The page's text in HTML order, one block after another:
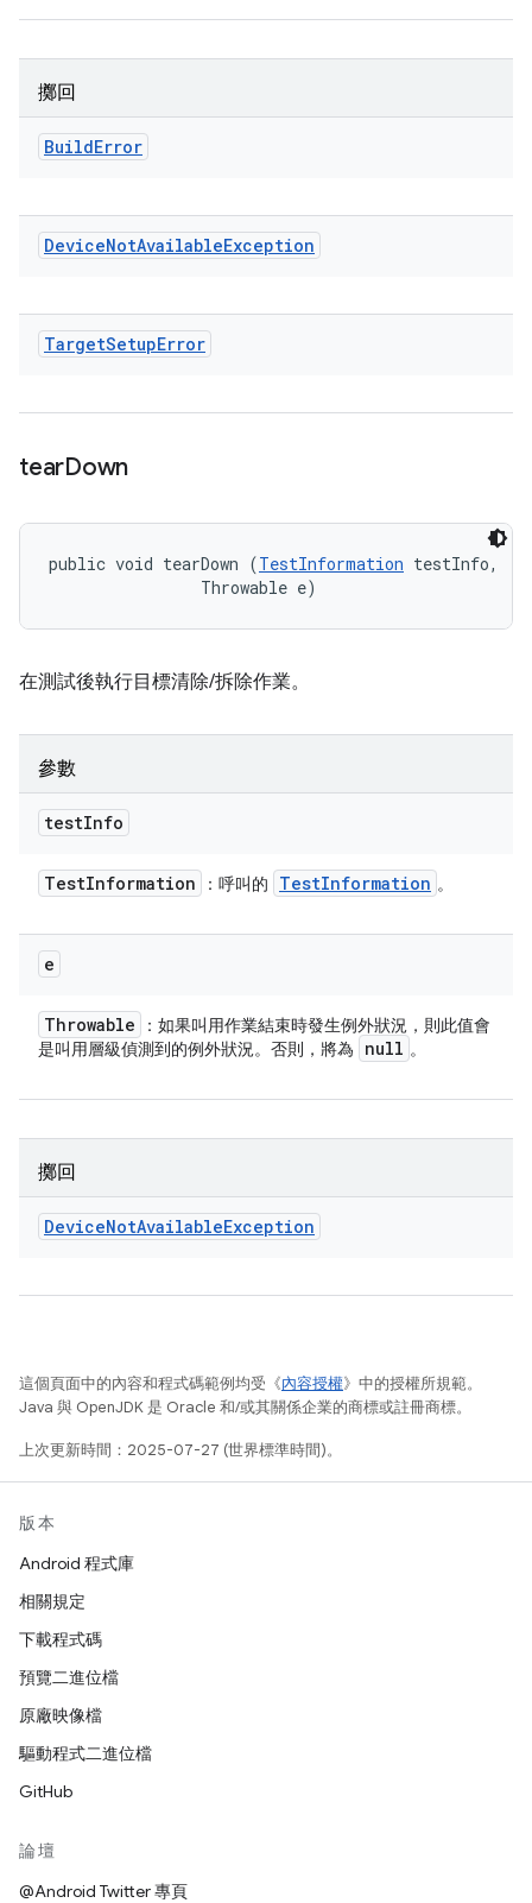
擲回
BuildError
DeviceNotAvailableException
TargetSetupError
tearDown
public void tearDown (TestInformation testInfo,
                Throwable e)
在測試後執行目標清除/拆除作業。
參數
testInfo
TestInformation ：呼叫的 TestInformation 。
e
Throwable
：如果叫用作業結束時發生例外狀況，則此值會
是叫用層級偵測到的例外狀況。否則，將為
null 。
擲回
DeviceNotAvailableException
這個頁面中的內容和程式碼範例均受《內容授權》中的授權所規範。
Java 與 OpenJDK 是 Oracle 和/或其關係企業的商標或註冊商標。
上次更新時間：2025-07-27 (世界標準時間)。
版本
Android 程式庫
相關規定
下載程式碼
預覽二進位檔
原廠映像檔
驅動程式二進位檔
GitHub
論壇
@Android Twitter 專頁